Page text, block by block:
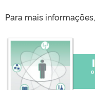
Para mais informações,